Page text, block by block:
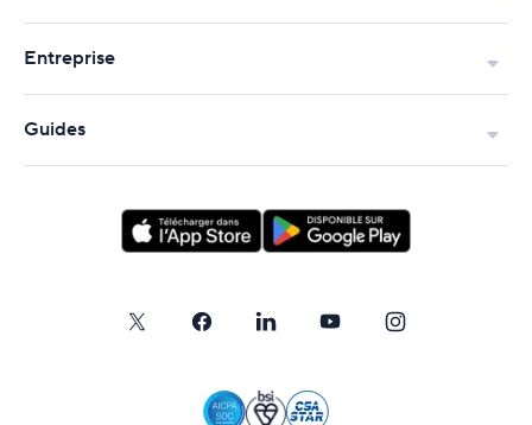
Entreprise
Guides